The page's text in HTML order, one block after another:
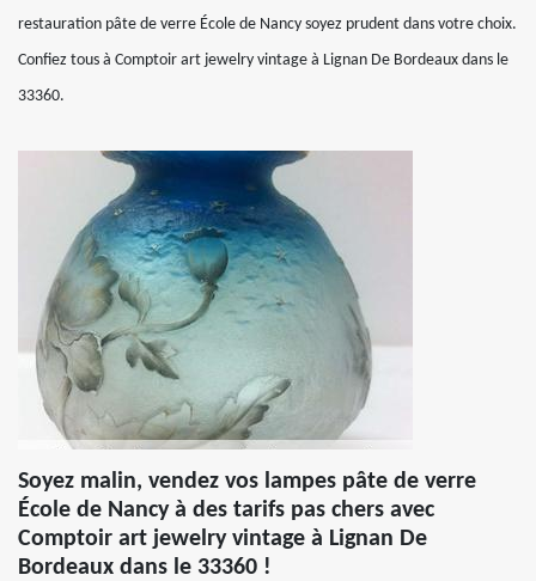
restauration pâte de verre École de Nancy soyez prudent dans votre choix.
Confiez tous à Comptoir art jewelry vintage à Lignan De Bordeaux dans le
33360.
Soyez malin, vendez vos lampes pâte de verre
École de Nancy à des tarifs pas chers avec
Comptoir art jewelry vintage à Lignan De
Bordeaux dans le 33360 !